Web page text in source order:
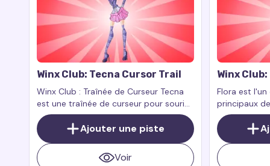
Winx Club: Tecna Cursor Trail
Winx Club : Traînée de Curseur Tecna
est une traînée de curseur pour souris
qui ajoute un style moderne et
éclatant à votre navigateur. Inspirée
par Tecna, l’une des héroïnes
principales de la série animée Winx
Club, cette traînée de curseur reflète
Ajouter une piste
Voir
Winx
Flora est
principaux
Club. Elle
un grand
vivants. Son
contrôler les
naturels, ce